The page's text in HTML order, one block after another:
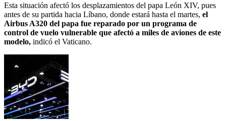
Esta situación afectó los desplazamientos del papa León XIV, pues
antes de su partida hacia Líbano, donde estará hasta el martes, el
Airbus A320 del papa fue reparado por un programa de
control de vuelo vulnerable que afectó a miles de aviones de este
modelo, indicó el Vaticano.